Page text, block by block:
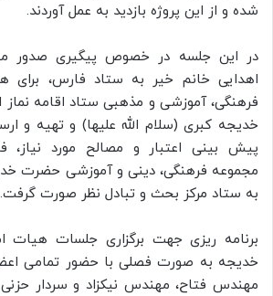
شده و از این پروژه بازدید به عمل آوردند.
در این جلسه در خصوص پیگیری صدور
اهدایی خانم خیر به ستاد فارس، برای
فرهنگی، آموزشی و مذهبی ستاد اقامه
خدیجه کبری (سلام الله علیها) و تهیه و
پیش بینی اعتبار و مصالح مورد نیاز،
مجموعه فرهنگی، دینی و آموزشی حضرت
به ستاد مرکز بحث و تبادل نظر صورت گرفت.
برنامه ریزی جهت برگزاری جلسات
خدیجه به صورت فصلی با حضور تمامی
مهندس فتاح، مهندس نیکزاد و سردار